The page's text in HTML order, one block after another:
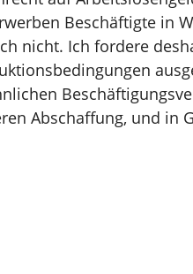
Beschäftigte in
nicht. Ich fordere
Abschaffung, und in